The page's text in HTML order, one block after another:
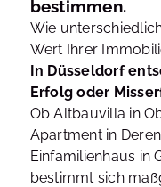
bestimmen.
Wie
Wert Ihrer
In Düsseldorf
Erfolg oder
Ob Altbauvilla in
Apartment in
Einfamilienhaus in
bestimmt sich